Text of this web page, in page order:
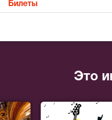
Билеты
Это